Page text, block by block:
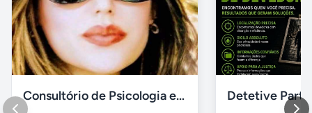
Consultório de Psicologia e Psicanálise